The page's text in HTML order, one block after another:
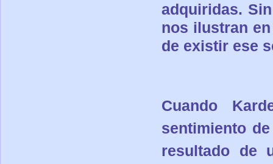
adquiridas.
nos ilustran
de existir ese
Cuando
sentimiento
resultado de